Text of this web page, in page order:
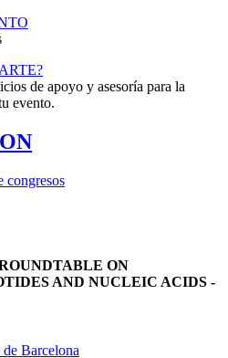
de apoyo y asesoría para la
evento.
congresos
ON
AND NUCLEIC ACIDS -